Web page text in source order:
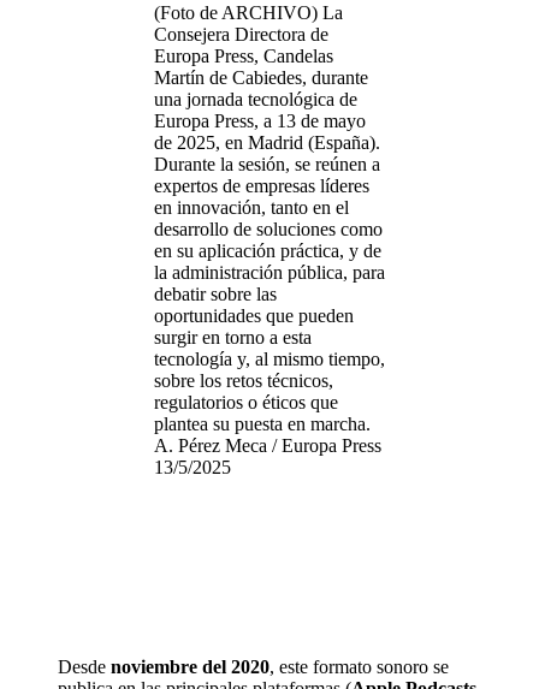
(Foto de ARCHIVO) La
Consejera Directora de
Europa Press, Candelas
Martín de Cabiedes, durante
una jornada tecnológica de
Europa Press, a 13 de mayo
de 2025, en Madrid (España).
Durante la sesión, se reúnen a
expertos de empresas líderes
en innovación, tanto en el
desarrollo de soluciones como
en su aplicación práctica, y de
la administración pública, para
debatir sobre las
oportunidades que pueden
surgir en torno a esta
tecnología y, al mismo tiempo,
sobre los retos técnicos,
regulatorios o éticos que
plantea su puesta en marcha.
A. Pérez Meca / Europa Press
13/5/2025
Desde noviembre del 2020, este formato sonoro se